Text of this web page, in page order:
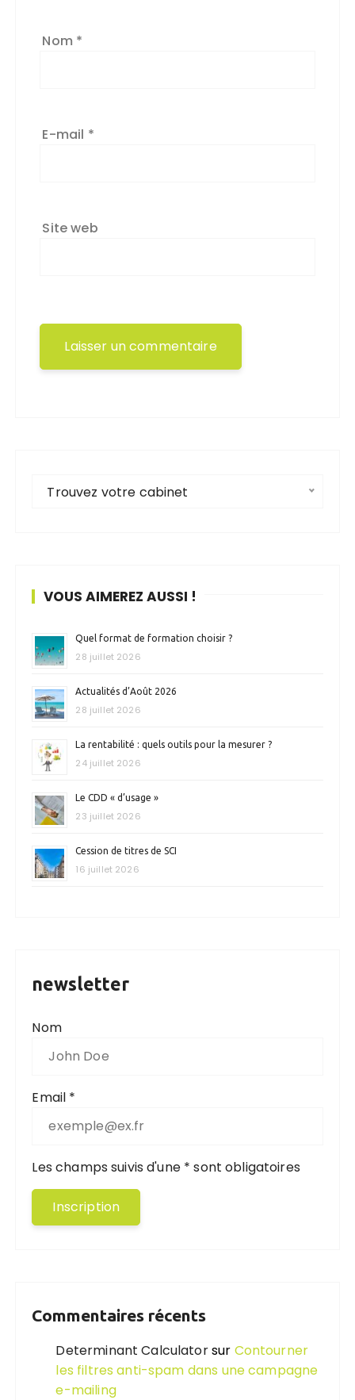
Nom *
E-mail *
Site web
Trouvez votre cabinet
VOUS AIMEREZ AUSSI !
Quel format de formation choisir ?
28 juillet 2026
Actualités d’Août 2026
28 juillet 2026
La rentabilité : quels outils pour la mesurer ?
24 juillet 2026
Le CDD « d’usage »
23 juillet 2026
Cession de titres de SCI
16 juillet 2026
newsletter
Nom
Email *
Les champs suivis d'une * sont obligatoires
Commentaires récents
Determinant Calculatorsur Contourner
les filtres anti-spam dans une campagne
e-mailing